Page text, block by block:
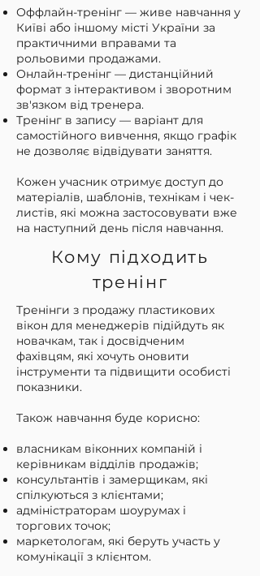
Оффлайн-тренінг — живе навчання у
Київі або іншому місті України за
практичними вправами та
рольовими продажами.
Онлайн-тренінг — дистанційний
формат з інтерактивом і зворотним
зв'язком від тренера.
Тренінг в запису — варіант для
самостійного вивчення, якщо графік
не дозволяє відвідувати заняття.
Кожен учасник отримує доступ до
матеріалів, шаблонів, технікам і чек-
листів, які можна застосовувати вже
на наступний день після навчання.
Кому підходить
тренінг
Тренінги з продажу пластикових
вікон для менеджерів підійдуть як
новачкам, так і досвідченим
фахівцям, які хочуть оновити
інструменти та підвищити особисті
показники.
Також навчання буде корисно:
власникам віконних компаній і
керівникам відділів продажів;
консультантів і замерщикам, які
спілкуються з клієнтами;
адміністраторам шоурумах і
торгових точок;
маркетологам, які беруть участь у
комунікації з клієнтом.